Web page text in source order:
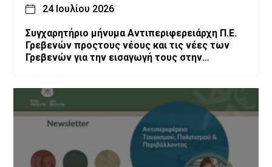
24 Ιουλίου 2026
Συγχαρητήριο μήνυμα Αντιπεριφερειάρχη Π.Ε.
Γρεβενών προςτους νέους και τις νέες των
Γρεβενών για την εισαγωγή τους στην